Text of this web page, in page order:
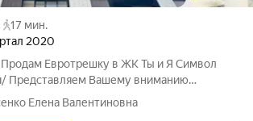
17 мин.
2020
Евротрешку в ЖК Ты и Я Символ
Представляем Вашему вниманию
просторную евротрешку в
Елена Валентиновна